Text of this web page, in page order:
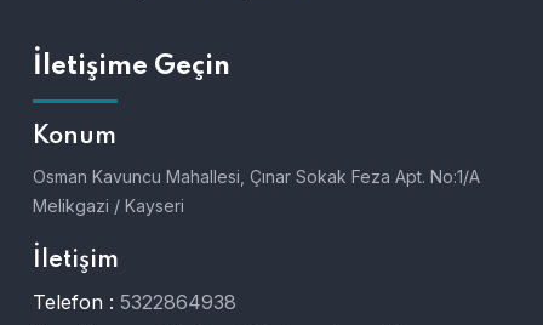
İletişime Geçin
Konum
Osman Kavuncu Mahallesi, Çınar Sokak Feza Apt. No:1/A
Melikgazi / Kayseri
İletişim
Telefon : 5322864938